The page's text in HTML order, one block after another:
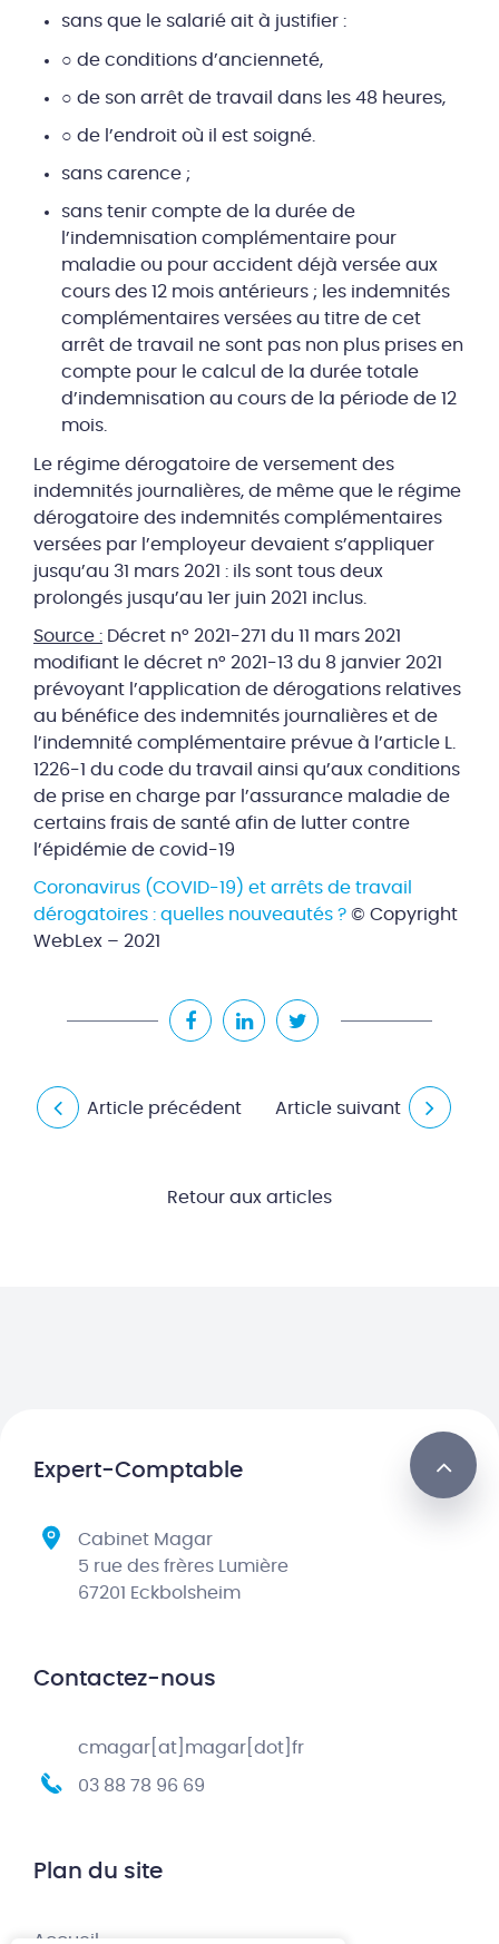
sans que le salarié ait à justifier :
○ de conditions d’ancienneté,
○ de son arrêt de travail dans les 48 heures,
○ de l’endroit où il est soigné.
sans carence ;
sans tenir compte de la durée de
l’indemnisation complémentaire pour
maladie ou pour accident déjà versée aux
cours des 12 mois antérieurs ; les indemnités
complémentaires versées au titre de cet
arrêt de travail ne sont pas non plus prises en
compte pour le calcul de la durée totale
d’indemnisation au cours de la période de 12
mois.
Le régime dérogatoire de versement des
indemnités journalières, de même que le régime
dérogatoire des indemnités complémentaires
versées par l’employeur devaient s’appliquer
jusqu’au 31 mars 2021 : ils sont tous deux
prolongés jusqu’au 1er juin 2021 inclus.
Source : Décret n° 2021-271 du 11 mars 2021
modifiant le décret n° 2021-13 du 8 janvier 2021
prévoyant l’application de dérogations relatives
au bénéfice des indemnités journalières et de
l’indemnité complémentaire prévue à l’article L.
1226-1 du code du travail ainsi qu’aux conditions
de prise en charge par l’assurance maladie de
certains frais de santé afin de lutter contre
l’épidémie de covid-19
Coronavirus (COVID-19) et arrêts de travail
dérogatoires : quelles nouveautés ? © Copyright
WebLex – 2021
Article précédent Article suivant
Retour aux articles
Expert-Comptable
Cabinet Magar
5 rue des frères Lumière
67201 Eckbolsheim
Contactez-nous
cmagar[at]magar[dot]fr
03 88 78 96 69
Plan du site